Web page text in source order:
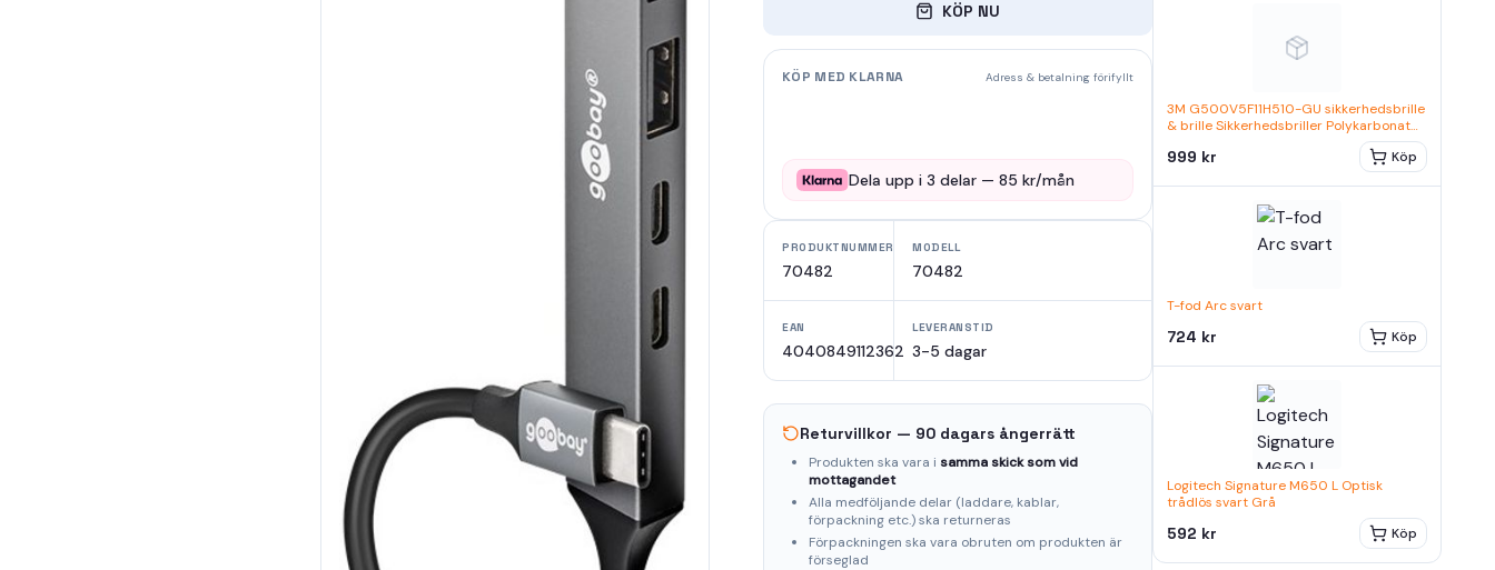
KÖP NU
KÖP MED KLARNA Adress & betalning förifyllt
Dela upp i3 delar —85 kr/mån
PRODUKTNUMMER
70482
MODELL
70482
EAN
4040849112362
LEVERANSTID
3-5 dagar
Returvillkor — 90 dagars ångerrätt
Produkten ska vara i samma skick som vid
mottagandet
Alla medföljande delar (laddare, kablar,
förpackning etc.) ska returneras
Förpackningen ska vara obruten om produkten är
förseglad
3M G500V5F11H510-GU sikkerhedsbrille
& brille Sikkerhedsbriller Polykarbonat
999 kr Köp
T-fod Arc svart
724 kr Köp
Logitech Signature M650 L Optisk
trådlös svart Grå
592 kr Köp